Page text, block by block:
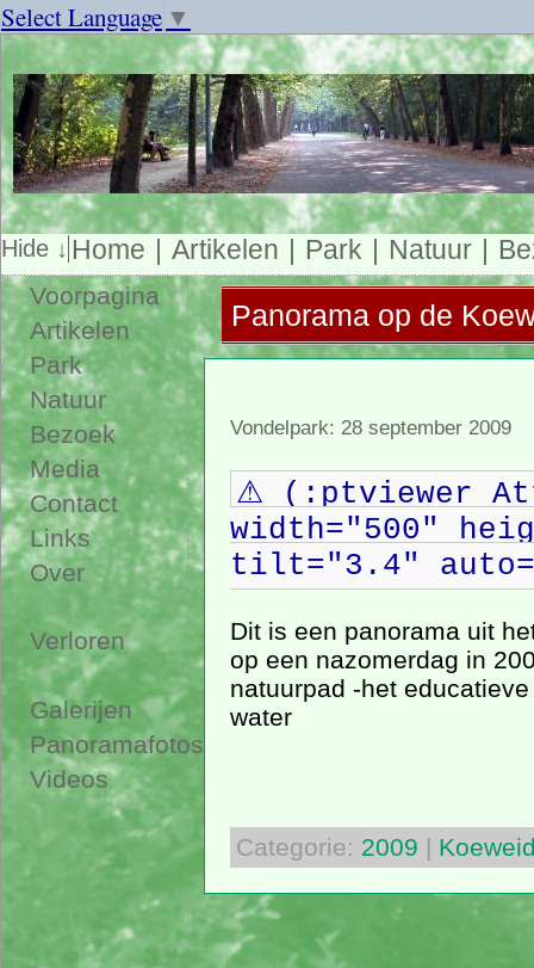
Select Language ▼
Home Artikelen Park Natuur
Voorpagina
Artikelen
Park
Natuur
Bezoek
Media
Contact
Links
Over
Verloren
Galerijen
Panoramafotos
Videos
Panorama op de
Vondelpark: 28 september 2009
⚠ (:ptviewer
width="500"
tilt="3.4"
Dit is een panorama uit
op een nazomerdag in
natuurpad -het
water
Categorie: 2009 |